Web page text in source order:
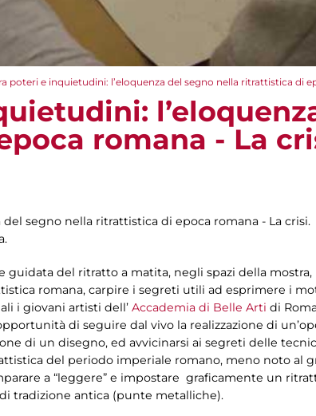
poteri e inquietudini: l’eloquenza del segno nella ritrattistica di
romana - La
segno nella ritrattistica di epoca romana - La crisi.
guidata del ritratto a matita, negli spazi della
romana, carpire i segreti utili ad esprimere i
i giovani artisti dell’ Accademia di Belle Arti di
di seguire dal vivo la realizzazione di
di un disegno, ed avvicinarsi ai segreti delle
del periodo imperiale romano, meno noto al
a “leggere” e impostare graficamente un
tradizione antica (punte metalliche).